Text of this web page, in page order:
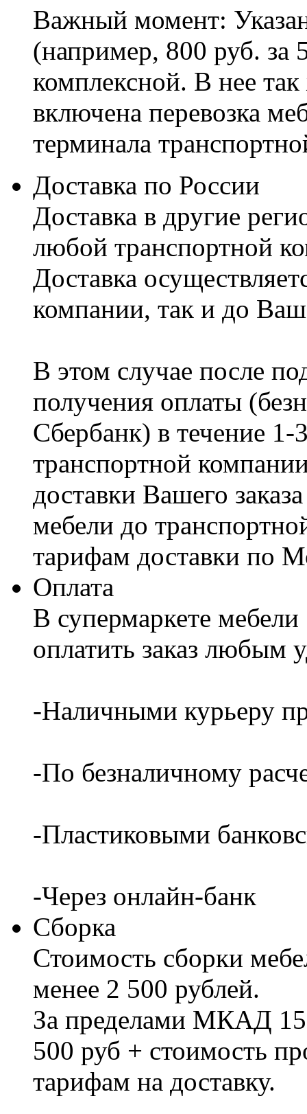
Важный момент:
(например, 800 руб. за
комплексной. В нее
включена перевозка
терминала
Доставка по России
Доставка в другие
любой транспортной
Доставка
компании, так и до
В этом случае после
получения оплаты
Сбербанк) в течение
транспортной
доставки Вашего
мебели до
тарифам доставки по
Оплата
В супермаркете
оплатить заказ любым
-Наличными курьеру
-По безналичному
-Пластиковыми
-Через онлайн-банк
Сборка
Стоимость сборки
менее 2 500 рублей.
За пределами МКАД
500 руб + стоимость
тарифам на доставку.